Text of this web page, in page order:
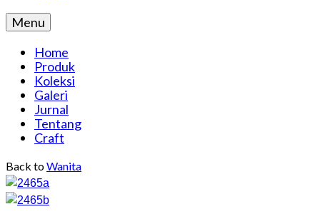
Menu
Home
Produk
Koleksi
Galeri
Jurnal
Tentang
Craft
Back toWanita